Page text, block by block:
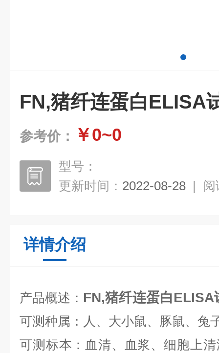
FN,猪纤连蛋白ELISA
参考价： ￥0~0
型号：
更新时间： 2022-08-28 | 阅
详情介绍
产品概述： FN,猪纤连蛋白ELISA
可测种属：人、大小鼠、豚鼠、
可测标本：血清、血浆、细胞上